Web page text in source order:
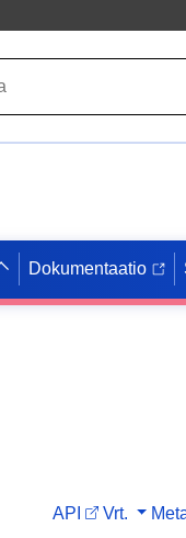
Dokumentaatio
API Vrt.